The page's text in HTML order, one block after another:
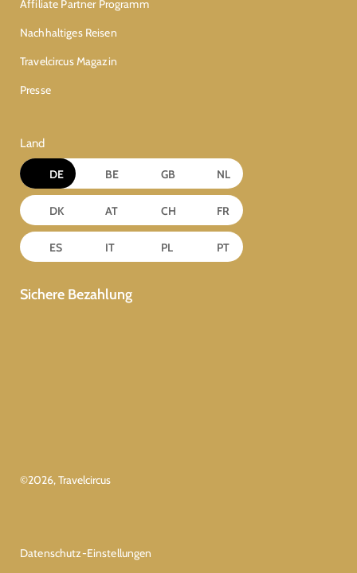
Affiliate Partner Programm
Nachhaltiges Reisen
Travelcircus Magazin
Presse
Land
DE BE GB NL
DK AT CH FR
ES IT PL PT
Sichere Bezahlung
©2026, Travelcircus
Datenschutz-Einstellungen